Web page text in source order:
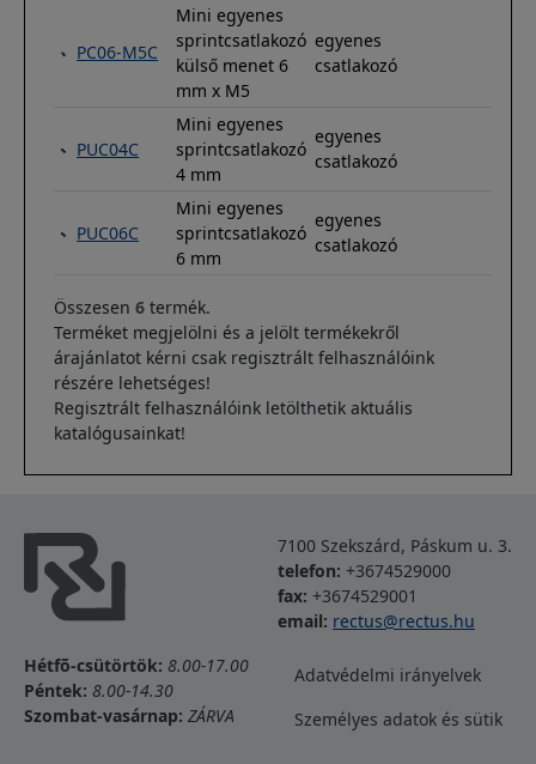
PC06-M5C
Mini egyenes
sprintcsatlakozó
külső menet 6
mm x M5
egyenes
csatlakozó
PUC04C
Mini egyenes
sprintcsatlakozó
4 mm
egyenes
csatlakozó
PUC06C
Mini egyenes
sprintcsatlakozó
6 mm
egyenes
csatlakozó
Összesen 6 termék.
Terméket megjelölni és a jelölt termékekről
árajánlatot kérni csak regisztrált felhasználóink
részére lehetséges!
Regisztrált felhasználóink letölthetik aktuális
katalógusainkat!
7100 Szekszárd, Páskum u. 3.
telefon: +3674529000
fax: +3674529001
email: rectus@rectus.hu
Hétfõ-csütörtök: 8.00-17.00
Péntek: 8.00-14.30
Szombat-vasárnap: ZÁRVA
Lábléc
Adatvédelmi irányelvek
Személyes adatok és sütik